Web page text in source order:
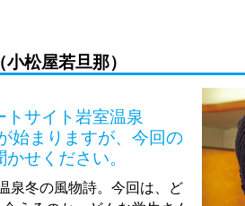
松屋若旦那）
トサイト岩室温泉
始まりますが、今回の
せください。
泉冬の風物詩。今回は、ど